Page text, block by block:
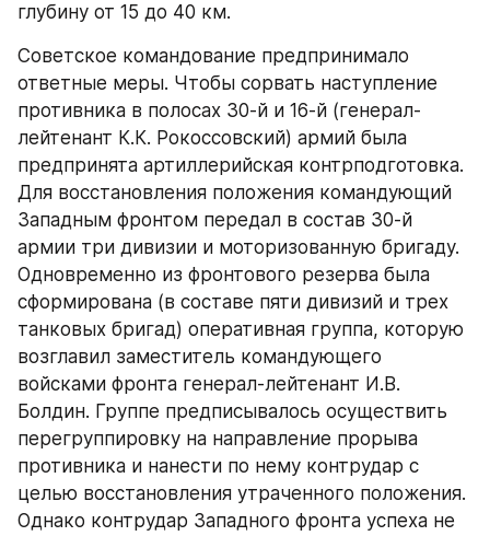
глубину от 15 до 40 км.
Советское командование предпринимало
ответные меры. Чтобы сорвать наступление
противника в полосах 30-й и 16-й (генерал-
лейтенант К.К. Рокоссовский) армий была
предпринята артиллерийская контрподготовка.
Для восстановления положения командующий
Западным фронтом передал в состав 30-й
армии три дивизии и моторизованную бригаду.
Одновременно из фронтового резерва была
сформирована (в составе пяти дивизий и трех
танковых бригад) оперативная группа, которую
возглавил заместитель командующего
войсками фронта генерал-лейтенант И.В.
Болдин. Группе предписывалось осуществить
перегруппировку на направление прорыва
противника и нанести по нему контрудар с
целью восстановления утраченного положения.
Однако контрудар Западного фронта успеха не